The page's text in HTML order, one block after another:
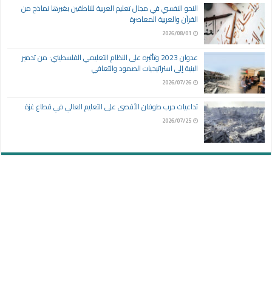
النحو النفسي في مجال تعليم العربية للناطقين بغيرها نماذج من
القرآن والعربية المعاصرة
2026/08/01
عدوان 2023 وتأثيره على النظام التعليمي الفلسطيني: من تدمير
البنية إلى استراتيجيات الصمود والتعافي
2026/07/26
تداعيات حرب طوفان الأقصى على التعليم العالي في قطاع غزة
2026/07/25